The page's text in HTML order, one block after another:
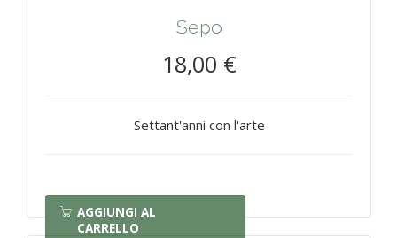
Sepo
18,00 €
Settant'anni con l'arte
AGGIUNGI AL
CARRELLO